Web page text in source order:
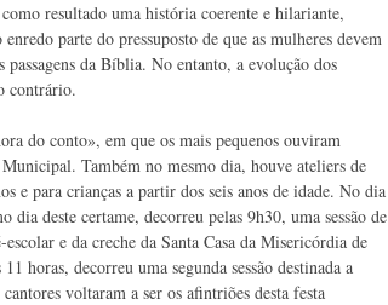
resultado uma história coerente e hilariante,
parte do pressuposto de que as mulheres devem
passagens da Bíblia. No entanto, a evolução dos
contrário.
do conto», em que os mais pequenos ouviram
Também no mesmo dia, houve ateliers de
e para crianças a partir dos seis anos de idade. No dia
deste certame, decorreu pelas 9h30, uma sessão de
e da creche da Santa Casa da Misericórdia de
horas, decorreu uma segunda sessão destinada a
voltaram a ser os afintriões desta festa